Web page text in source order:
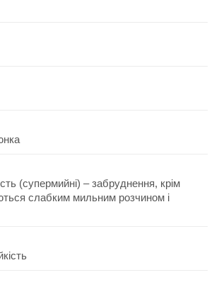
(супермийні) – забруднення, крім
слабким мильним розчином і